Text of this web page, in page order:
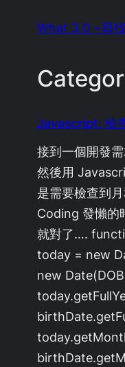
What 3.0 ~尋
Javascript: 檢
接到一個開發
然後用
是需要檢查到
Coding 發懶
就對了….
today = new
new